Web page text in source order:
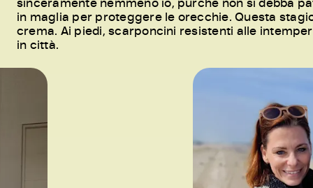
in maglia per proteggere le orecchie. Questa
crema. Ai piedi, scarponcini resistenti alle
in città.